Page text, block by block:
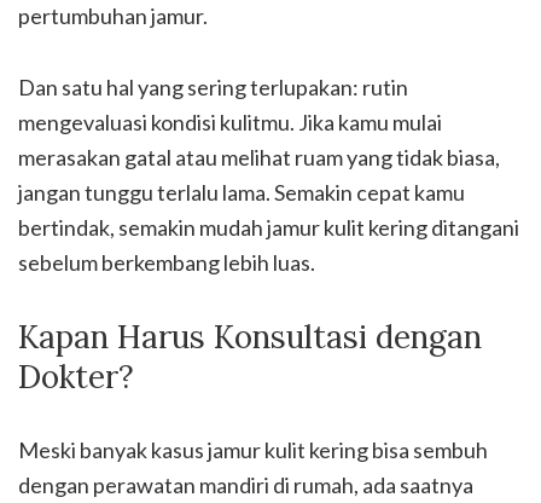
pertumbuhan jamur.
Dan satu hal yang sering terlupakan: rutin
mengevaluasi kondisi kulitmu. Jika kamu mulai
merasakan gatal atau melihat ruam yang tidak biasa,
jangan tunggu terlalu lama. Semakin cepat kamu
bertindak, semakin mudah jamur kulit kering ditangani
sebelum berkembang lebih luas.
Kapan Harus Konsultasi dengan
Dokter?
Meski banyak kasus jamur kulit kering bisa sembuh
dengan perawatan mandiri di rumah, ada saatnya